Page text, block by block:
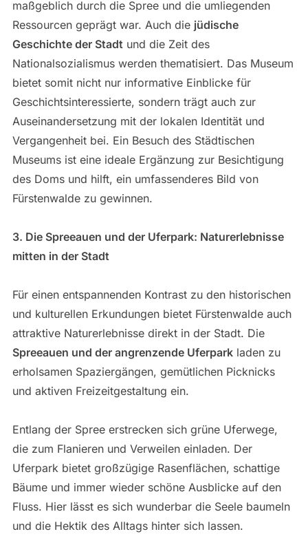
maßgeblich durch die Spree und die umliegenden
Ressourcen geprägt war. Auch die jüdische
Geschichte der Stadtund die Zeit des
Nationalsozialismus werden thematisiert. Das Museum
bietet somit nicht nur informative Einblicke für
Geschichtsinteressierte, sondern trägt auch zur
Auseinandersetzung mit der lokalen Identität und
Vergangenheit bei. Ein Besuch des Städtischen
Museums ist eine ideale Ergänzung zur Besichtigung
des Doms und hilft, ein umfassenderes Bild von
Fürstenwalde zu gewinnen.
3. Die Spreeauen und der Uferpark: Naturerlebnisse
mitten in der Stadt
Für einen entspannenden Kontrast zu den historischen
und kulturellen Erkundungen bietet Fürstenwalde auch
attraktive Naturerlebnisse direkt in der Stadt. Die
Spreeauen und der angrenzende Uferparkladen zu
erholsamen Spaziergängen, gemütlichen Picknicks
und aktiven Freizeitgestaltung ein.
Entlang der Spree erstrecken sich grüne Uferwege,
die zum Flanieren und Verweilen einladen. Der
Uferpark bietet großzügige Rasenflächen, schattige
Bäume und immer wieder schöne Ausblicke auf den
Fluss. Hier lässt es sich wunderbar die Seele baumeln
und die Hektik des Alltags hinter sich lassen.